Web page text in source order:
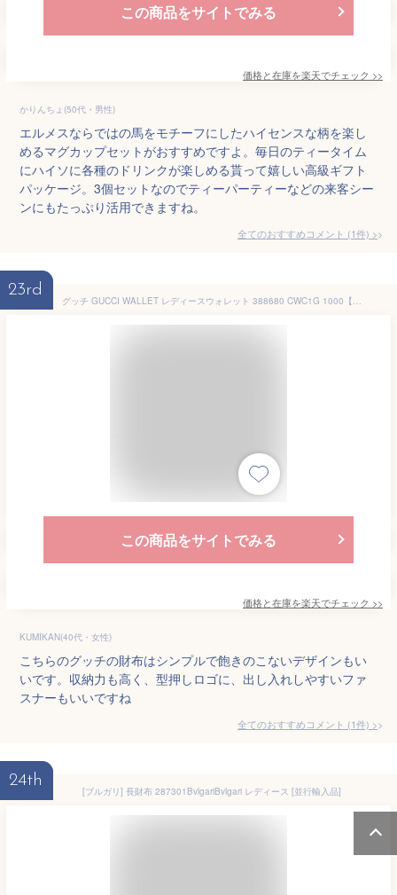
この商品をサイトでみる
価格と在庫を楽天でチェック >>
かりんちょ(50代・男性)
エルメスならではの馬をモチーフにしたハイセンスな柄を楽し
めるマグカップセットがおすすめですよ。毎日のティータイム
にハイソに各種のドリンクが楽しめる貰って嬉しい高級ギフト
パッケージ。3個セットなのでティーパーティーなどの来客シー
ンにもたっぷり活用できますね。
全てのおすすめコメント (1件) >
23rd
グッチ GUCCI WALLET レディースウォレット 388680 CWC1G 1000【並行輸入品】【新古品・未使用品】
この商品をサイトでみる
価格と在庫を楽天でチェック >>
KUMIKAN(40代・女性)
こちらのグッチの財布はシンプルで飽きのこないデザインもい
いです。収納力も高く、型押しロゴに、出し入れしやすいファ
スナーもいいですね
全てのおすすめコメント (1件) >
24th
[ブルガリ] 長財布 287301BvlgariBvlgari レディース [並行輸入品]